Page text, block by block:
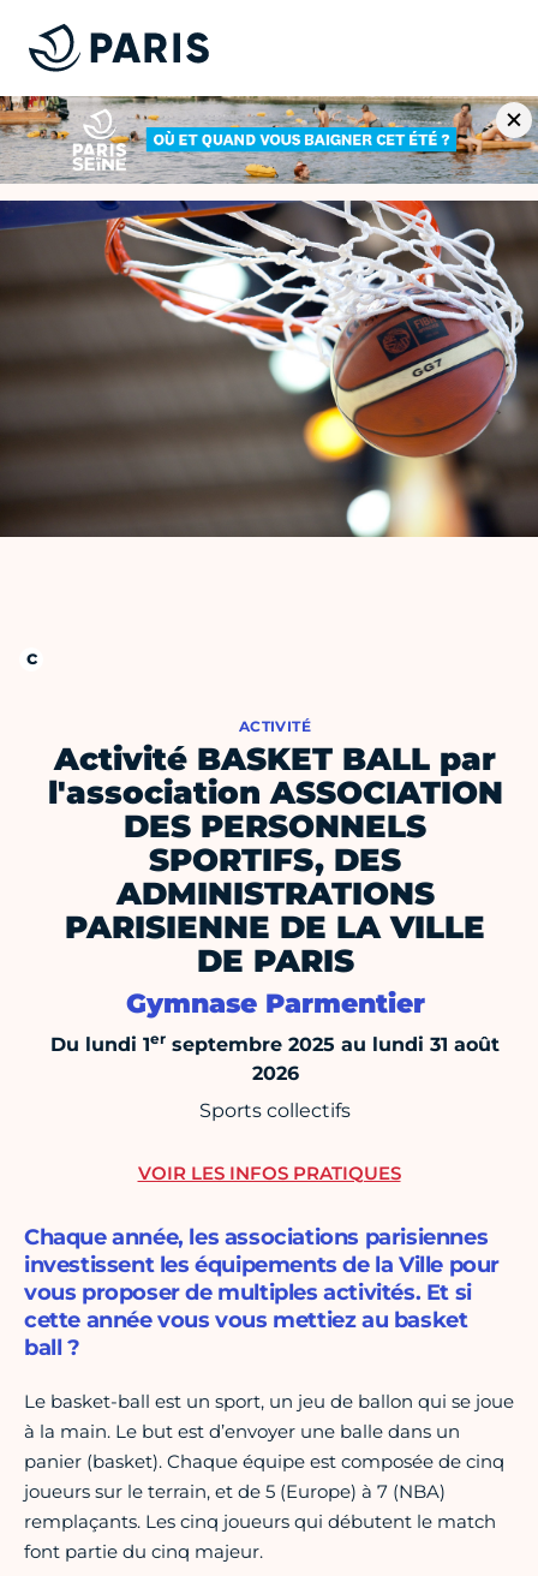
ACTIVITÉ
Activité BASKET BALL par
l'association ASSOCIATION
DES PERSONNELS
SPORTIFS, DES
ADMINISTRATIONS
PARISIENNE DE LA VILLE
DE PARIS
Gymnase Parmentier
Du lundi 1er septembre 2025 au lundi 31 août
2026
Sports collectifs
Chaque année, les associations parisiennes
investissent les équipements de la Ville pour
vous proposer de multiples activités. Et si
cette année vous vous mettiez au basket
ball ?
Le basket-ball est un sport, un jeu de ballon qui se joue
à la main. Le but est d’envoyer une balle dans un
panier (basket). Chaque équipe est composée de cinq
joueurs sur le terrain, et de 5 (Europe) à 7 (NBA)
remplaçants. Les cinq joueurs qui débutent le match
font partie du cinq majeur.
VOIR LES INFOS PRATIQUES